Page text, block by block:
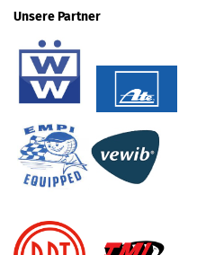
Unsere Partner